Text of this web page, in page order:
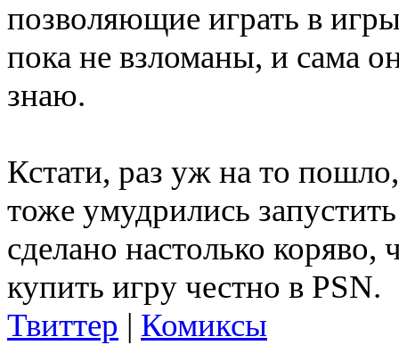
позволяющие играть в
пока не взломаны, и сама
знаю.
Кстати, раз уж на то
тоже умудрились
сделано настолько
купить игру честно в PSN.
Твиттер | Комиксы